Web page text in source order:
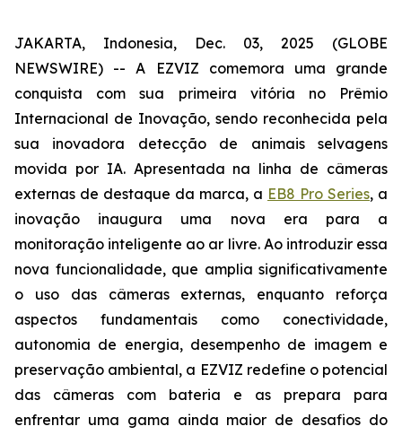
JAKARTA, Indonesia, Dec. 03, 2025 (GLOBE
NEWSWIRE) -- A EZVIZ comemora uma grande
conquista com sua primeira vitória no Prêmio
Internacional de Inovação, sendo reconhecida pela
sua inovadora detecção de animais selvagens
movida por IA. Apresentada na linha de câmeras
externas de destaque da marca, a EB8 Pro Series, a
inovação inaugura uma nova era para a
monitoração inteligente ao ar livre. Ao introduzir essa
nova funcionalidade, que amplia significativamente
o uso das câmeras externas, enquanto reforça
aspectos fundamentais como conectividade,
autonomia de energia, desempenho de imagem e
preservação ambiental, a EZVIZ redefine o potencial
das câmeras com bateria e as prepara para
enfrentar uma gama ainda maior de desafios do